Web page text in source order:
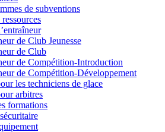
de subventions
de Club Jeunesse
de Club
de Compétition-Introduction
de Compétition-Développement
les techniciens de glace
arbitres
formations